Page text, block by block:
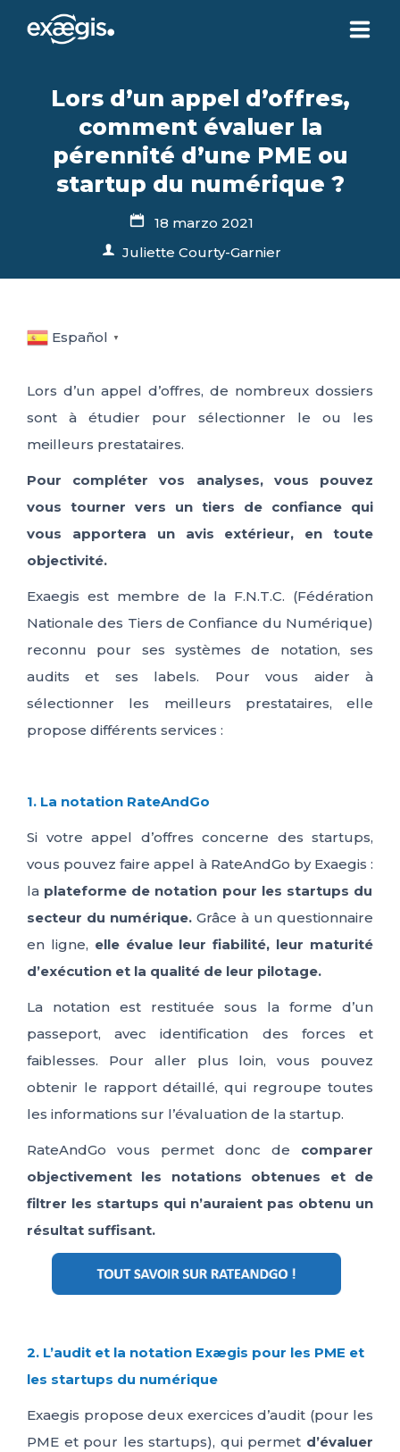
¿QUIÉNES SOMOS?
NUESTRAS OFERTAS
Lors d’un appel d’offres,
comment évaluer la
pérennité d’une PME ou
startup du numérique ?
18 marzo 2021
Juliette Courty-Garnier
Español ▼
Lors d’un appel d’offres, de nombreux dossiers
sont à étudier pour sélectionner le ou les
meilleurs prestataires.
Pour compléter vos analyses, vous pouvez
vous tourner vers un tiers de confiance qui
vous apportera un avis extérieur, en toute
objectivité.
Exaegis est membre de la F.N.T.C. (Fédération
Nationale des Tiers de Confiance du Numérique)
reconnu pour ses systèmes de notation, ses
audits et ses labels. Pour vous aider à
sélectionner les meilleurs prestataires, elle
propose différents services :
1. La notation RateAndGo
Si votre appel d’offres concerne des startups,
vous pouvez faire appel à RateAndGo by Exaegis :
la plateforme de notation pour les startups du
secteur du numérique. Grâce à un questionnaire
en ligne, elle évalue leur fiabilité, leur maturité
d’exécution et la qualité de leur pilotage.
La notation est restituée sous la forme d’un
passeport, avec identification des forces et
faiblesses. Pour aller plus loin, vous pouvez
obtenir le rapport détaillé, qui regroupe toutes
les informations sur l’évaluation de la startup.
RateAndGo vous permet donc de comparer
objectivement les notations obtenues etde
filtrer les startups qui n’auraient pas obtenu un
résultat suffisant.
2. L’audit et la notation Exægis pour les PME et
les startups du numérique
Exaegis propose deux exercices d’audit (pour les
PME et pour les startups), qui permet d’évaluer